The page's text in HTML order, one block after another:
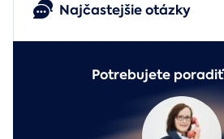
Najčastejšie otázky
Potrebujete